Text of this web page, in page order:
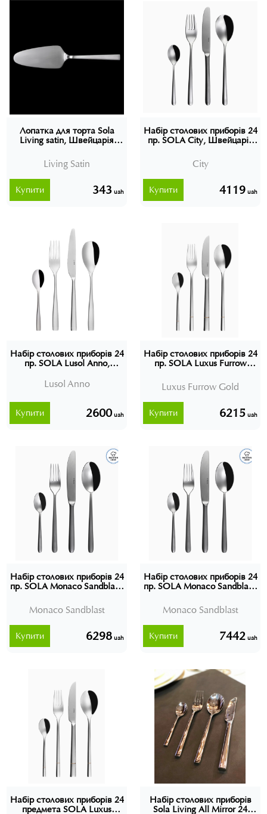
Лопатка для торта Sola
Living satin, Швейцарія
Living Satin
343 uah
Купити
Набір столових приборів 24
пр. SOLA City, Швейцарія
City
4119 uah
Купити
Набір столових приборів 24
пр. SOLA Lusol Anno,
Lusol Anno
2600 uah
Купити
Набір столових приборів 24
пр. SOLA Luxus Furrow
подарункової упаковки)
Luxus Furrow Gold
6215 uah
Купити
Набір столових приборів 24
пр. SOLA Monaco Sandblast,
подарункової упаковки)
Monaco Sandblast
6298 uah
Купити
Набір столових приборів 24
пр. SOLA Monaco Sandblast,
упаковці)
Monaco Sandblast
7442 uah
Купити
Набір столових приборів 24
предмета SOLA Luxus
Набір столових приборів
Sola Living All Mirror 24